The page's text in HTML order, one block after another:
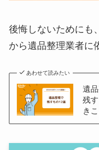
後悔しないためにも
から遺品整理業者に
あわせて読みたい
遺
残
き